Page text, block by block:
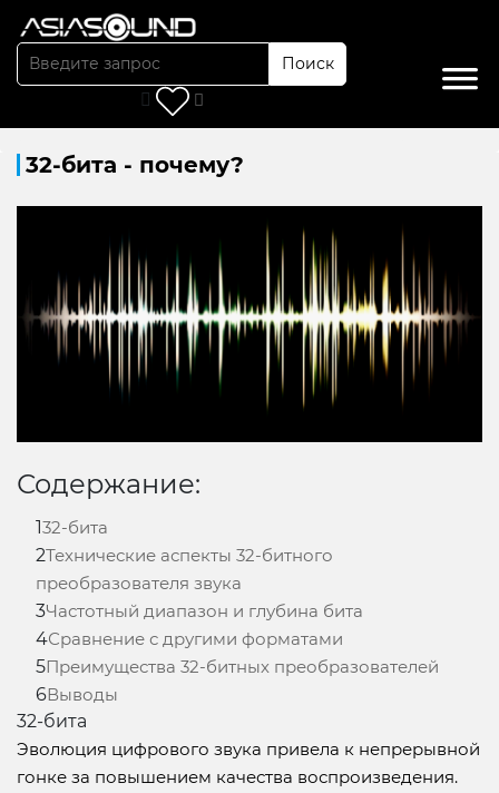
Поиск
Статьи
32-бита - почему?
Содержание:
132-бита
2Технические аспекты 32-битного
преобразователя звука
3Частотный диапазон и глубина бита
4Сравнение с другими форматами
5Преимущества 32-битных преобразователей
6Выводы
32-бита
Эволюция цифрового звука привела к непрерывной
гонке за повышением качества воспроизведения.